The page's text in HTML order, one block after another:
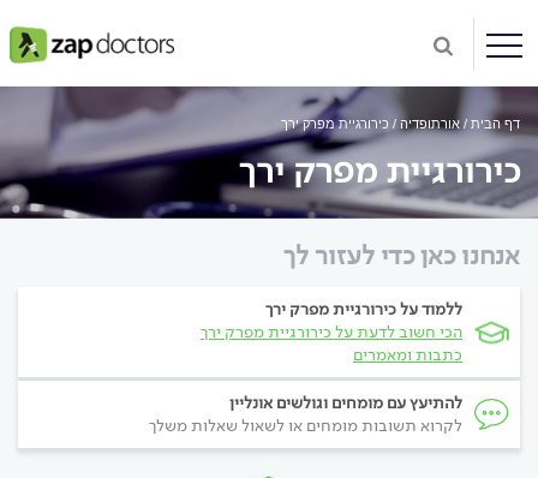
דף הבית אורתופדיה כירורגיית מפרק ירך
כירורגיית מפרק ירך
אנחנו כאן כדי לעזור לך
ללמוד על כירורגיית מפרק ירך
הכי חשוב לדעת על כירורגיית מפרק ירך
כתבות ומאמרים
להתיעץ עם מומחים וגולשים אונליין
לקרוא תשובות מומחים או לשאול שאלות משלך